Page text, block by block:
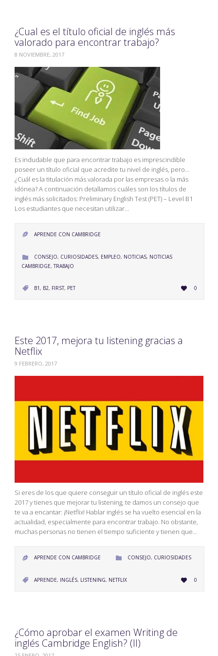
¿Cual es el título oficial de inglés más
valorado para encontrar trabajo?
8 NOVIEMBRE, 2017
Es indudable que para encontrar trabajo es imprescindible
poseer un título oficial que acredite tu nivel de inglés, pero…
¿Cuál es la titulación más valorada por las empresas o la más
idónea? A continuación detallamos cuáles son los títulos de
inglés más solicitados: Preliminary English Test (PET) – Level B1
Los estudiantes que necesitan utilizar…
 APRENDE CON CAMBRIDGE
 CATEGORY
CONSEJO, CURIOSIDADES, EMPLEO, NOTICIAS, NOTICIAS
CAMBRIDGE,TRABAJO
 CATEGORY
B1, B2, FIRST, PET  LOVE
IT0
Este 2017, mejora tu listening gracias a
Netflix
9 FEBRERO, 2017
Si eres de los que quiere conseguir un título oficial de inglés este
2017 y tienes que mejorar tu listening, te damos un consejo que
te va a encantar: ¡Netflix! Hablar inglés se ha vuelto esencial en la
actualidad, especialmente para encontrar trabajo. No obstante,
muchas personas no tienen el tiempo suficiente y tienen que…
 APRENDE CON CAMBRIDGE  CATEGORY
CONSEJO, CURIOSIDADES
 CATEGORY
APRENDE, INGLÉS, LISTENING, NETFLIX  LOVE
IT0
¿Cómo aprobar el examen Writing de
inglés Cambridge English? (II)